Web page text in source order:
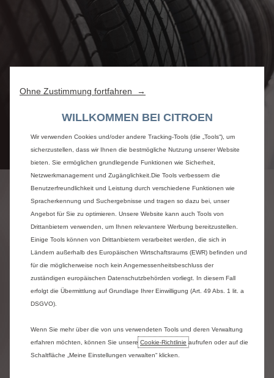
DAS REIFENANGEBOT VON CITROËN UND DIE
In unseren Verkaufsstellen finden Sie ein breites
Angebot.
und wettbewerbsfähigem Angebot :
Eine große Verfügbarkeit unter anerkannten
Verstärkte Reifen für Ihre Nutzfahrzeuge
Montierte und eingelagerte Räder
Ohne Zustimmung fortfahren →
WILLKOMMEN BEI CITROEN
Wir verwenden Cookies und/oder andere Tracking-Tools (die „Tools“), um
sicherzustellen, dass wir Ihnen die bestmögliche Nutzung unserer Website
bieten. Sie ermöglichen grundlegende Funktionen wie Sicherheit,
Netzwerkmanagement und Zugänglichkeit.Die Tools verbessern die
Benutzerfreundlichkeit und Leistung durch verschiedene Funktionen wie
Spracherkennung und Suchergebnisse und tragen so dazu bei, unser
Angebot für Sie zu optimieren. Unsere Website kann auch Tools von
Drittanbietern verwenden, um Ihnen relevantere Werbung bereitzustellen.
Einige Tools können von Drittanbietern verarbeitet werden, die sich in
Ländern außerhalb des Europäischen Wirtschaftsraums (EWR) befinden und
für die möglicherweise noch kein Angemessenheitsbeschluss der
zuständigen europäischen Datenschutzbehörden vorliegt. In diesem Fall
erfolgt die Übermittlung auf Grundlage Ihrer Einwilligung (Art. 49 Abs. 1 lit. a
DSGVO).
Wenn Sie mehr über die von uns verwendeten Tools und deren Verwaltung
erfahren möchten, können Sie unsere Cookie‑Richtlinie aufrufen oder auf die
Schaltfläche „Meine Einstellungen verwalten“ klicken.